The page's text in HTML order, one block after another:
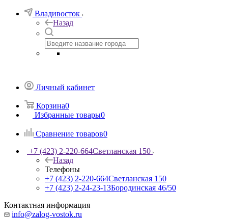
Владивосток
Назад
Личный кабинет
Корзина0
Избранные товары0
Сравнение товаров0
+7 (423) 2-220-664Светланская 150
Назад
Телефоны
+7 (423) 2-220-664Светланская 150
+7 (423) 2-24-23-13Бородинская 46/50
Контактная информация
info@zalog-vostok.ru